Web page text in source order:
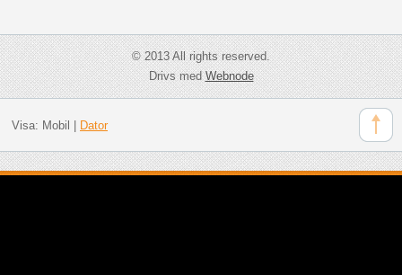
© 2013 All rights reserved.
Drivs medWebnode
Visa: Mobil Dator